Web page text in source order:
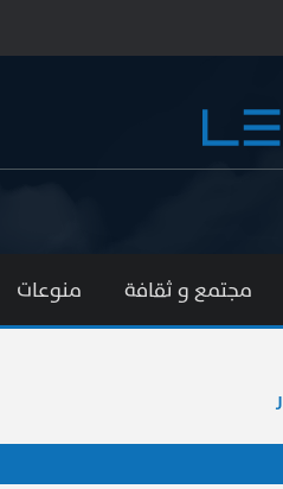
مجتمع و ثقافة منوعات